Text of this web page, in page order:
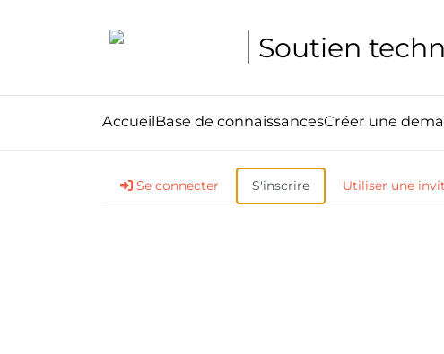
Soutien
AccueilBase de connaissancesCréer une
Se connecter S'inscrire Utiliser une